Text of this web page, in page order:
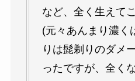
など、全く生えて
(元々あんまり濃く
りは髭剃りのダメ
ったですが、全く